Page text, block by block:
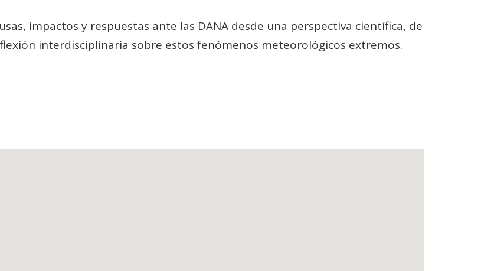
impactos y respuestas ante las DANA desde una perspectiva científica, de
interdisciplinaria sobre estos fenómenos meteorológicos extremos.